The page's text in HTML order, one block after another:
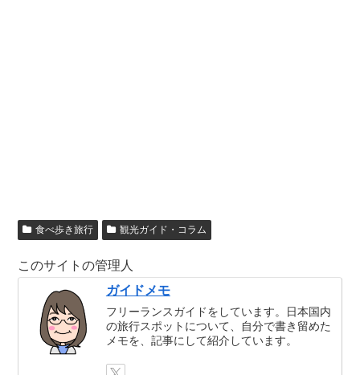
食べ歩き旅行 観光ガイド・コラム
このサイトの管理人
ガイドメモ
フリーランスガイドをしています。日本国内
の旅行スポットについて、自分で書き留めた
メモを、記事にして紹介しています。